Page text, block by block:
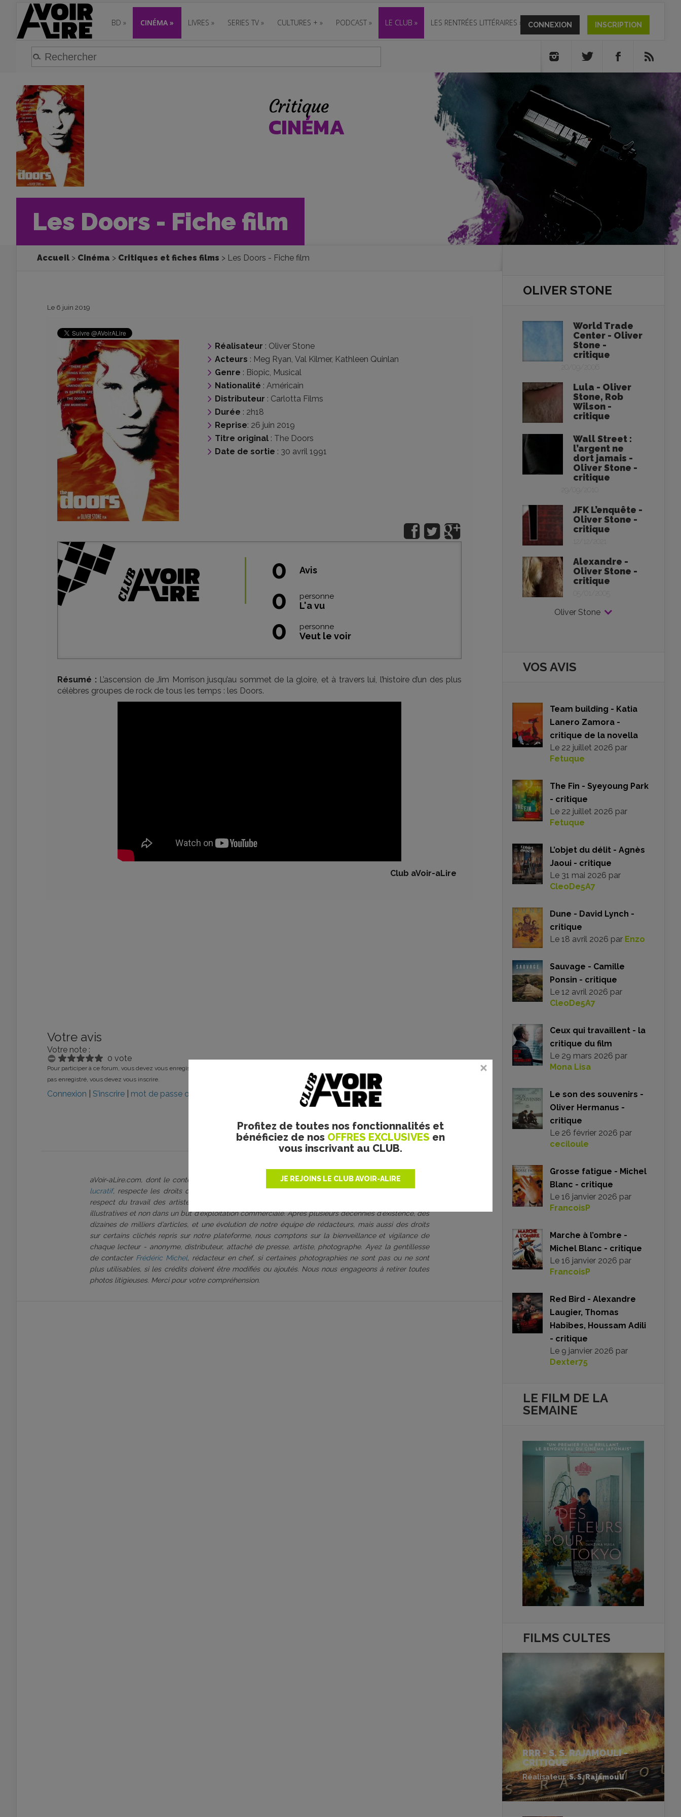
BD » CINÉMA » LIVRES » SERIES TV » CULTURES + » PODCAST » LE CLUB » LES RENTRÉES LITTÉRAIRES » CONNEXION INSCRIPTION
Profitez de toutes nos fonctionnalités et
bénéficiez de nos OFFRES EXCLUSIVES en
vous inscrivant au CLUB.
JE REJOINS LE CLUB AVOIR-ALIRE
Critique
CINÉMA
Les Doors - Fiche film
Accueil Cinéma Critiques et fiches films Les Doors - Fiche film
Le 6 juin 2019
Réalisateur : Oliver Stone
Acteurs : Meg Ryan, Val Kilmer, Kathleen Quinlan
Genre : Biopic, Musical
Nationalité : Américain
Distributeur : Carlotta Films
Durée : 2h18
Reprise: 26 juin 2019
Titre original : The Doors
Date de sortie : 30 avril 1991
0 Avis
0 personne
L'a vu
0 personne
Veut le voir
Résumé : L’ascension de Jim Morrison jusqu’au sommet de la gloire, et à travers lui, l’histoire d’un des plus
célèbres groupes de rock de tous les temps : les Doors.
Club aVoir-aLire
Votre avis
Votre note :
0 vote
Pour participer à ce forum, vous devez vous enregistrer au préalable. Merci d’indiquer ci-dessous l’identifiant personnel qui vous a été fourni. Si vous n’êtes
pas enregistré, vous devez vous inscrire.
Connexion S’inscrire mot de passe oublié ?
aVoir-aLire.com, dont le contenu est produit bénévolement parune association culturelle à but non
lucratif, respecte les droits d’auteur et s’est toujours engagé à être rigoureux sur ce point, dans le
respect du travail des artistes que nous cherchons à valoriser. Les photos sont utilisées à des fins
illustratives et non dans un but d’exploitation commerciale. Après plusieurs décennies d’existence, des
dizaines de milliers d’articles, et une évolution de notre équipe de rédacteurs, mais aussi des droits
sur certains clichés repris sur notre plateforme, nous comptons sur la bienveillance et vigilance de
chaque lecteur - anonyme, distributeur, attaché de presse, artiste, photographe. Ayez la gentillesse
de contacter Frédéric Michel, rédacteur en chef, si certaines photographies ne sont pas ou ne sont
plus utilisables, si les crédits doivent être modifiés ou ajoutés. Nous nous engageons à retirer toutes
photos litigieuses. Merci pour votre compréhension.
OLIVER STONE
World Trade
Center - Oliver
Stone -
critique
Lula - Oliver
Stone, Rob
Wilson -
critique
Wall Street :
l’argent ne
dort jamais -
Oliver Stone -
critique
JFK L’enquête -
Oliver Stone -
critique
Alexandre -
Oliver Stone -
critique
Oliver Stone
VOS AVIS
Team building - Katia
Lanero Zamora -
critique de la novella
Le 22 juillet 2026 par
Fetuque
The Fin - Syeyoung Park
- critique
Le 22 juillet 2026 par
Fetuque
L’objet du délit - Agnès
Jaoui - critique
Le 31 mai 2026 par
CleoDe5A7
Dune - David Lynch -
critique
Le 18 avril 2026 par Enzo
Sauvage - Camille
Ponsin - critique
Le 12 avril 2026 par
CleoDe5A7
Ceux qui travaillent - la
critique du film
Le 29 mars 2026 par
Mona Lisa
Le son des souvenirs -
Oliver Hermanus -
critique
Le 26 février 2026 par
ceciloule
Grosse fatigue - Michel
Blanc - critique
Le 16 janvier 2026 par
FrancoisP
Marche à l’ombre -
Michel Blanc - critique
Le 16 janvier 2026 par
FrancoisP
Red Bird - Alexandre
Laugier, Thomas
Habibes, Houssam Adili
- critique
Le 9 janvier 2026 par
Dexter75
LE FILM DE LA
SEMAINE
FILMS CULTES
RRR - S. S. RAJAMOULI -
CRITIQUE
Réalisateur :S. S. Rajamouli